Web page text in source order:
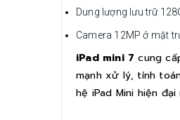
Dung lượng lưu trữ
Camera 12MP ở mặt
iPad mini 7cung
mạnh xử lý, tính
hệ iPad Mini hiện